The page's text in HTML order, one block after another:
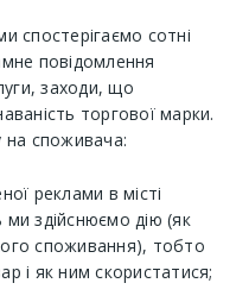
спостерігаємо сотні
повідомлення
заходи, що
торгової марки.
на споживача:
реклами в місті
здійснюємо дію (як
споживання), тобто
і як ним скористатися;